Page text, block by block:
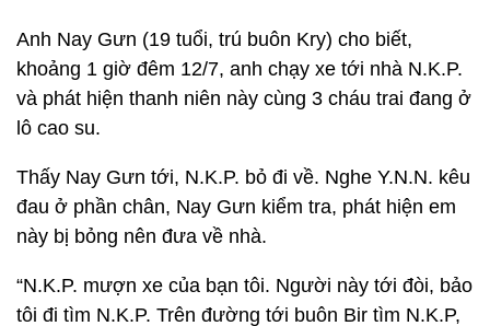
Anh Nay Gưn (19 tuổi, trú buôn Kry) cho biết,
khoảng 1 giờ đêm 12/7, anh chạy xe tới nhà N.K.P.
và phát hiện thanh niên này cùng 3 cháu trai đang ở
lô cao su.
Thấy Nay Gưn tới, N.K.P. bỏ đi về. Nghe Y.N.N. kêu
đau ở phần chân, Nay Gưn kiểm tra, phát hiện em
này bị bỏng nên đưa về nhà.
“N.K.P. mượn xe của bạn tôi. Người này tới đòi, bảo
tôi đi tìm N.K.P. Trên đường tới buôn Bir tìm N.K.P,